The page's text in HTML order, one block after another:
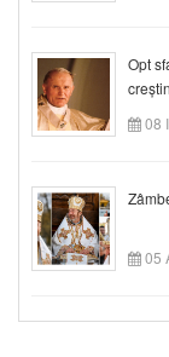
Opt
creștin
08
05